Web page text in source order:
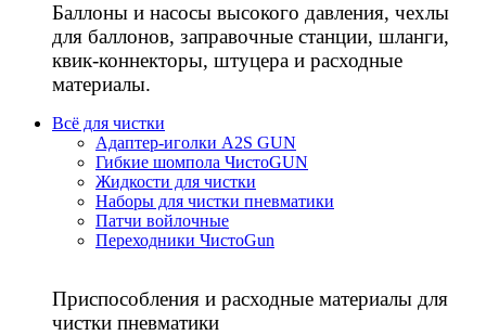
Баллоны и насосы высокого давления, чехлы
для баллонов, заправочные станции, шланги,
квик-коннекторы, штуцера и расходные
материалы.
Всё для чистки
Адаптер-иголки A2S GUN
Гибкие шомпола ЧистоGUN
Жидкости для чистки
Наборы для чистки пневматики
Патчи войлочные
Переходники ЧистоGun
Приспособления и расходные материалы для
чистки пневматики